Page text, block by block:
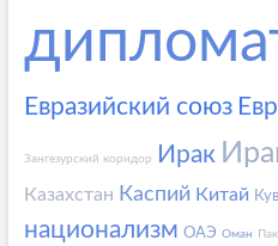
Евразийский союз
Зангезурский коридор Ирак
Казахстан Каспий Китай
национализм ОАЭ Оман